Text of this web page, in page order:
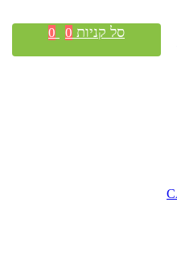
סל קניות 0
0